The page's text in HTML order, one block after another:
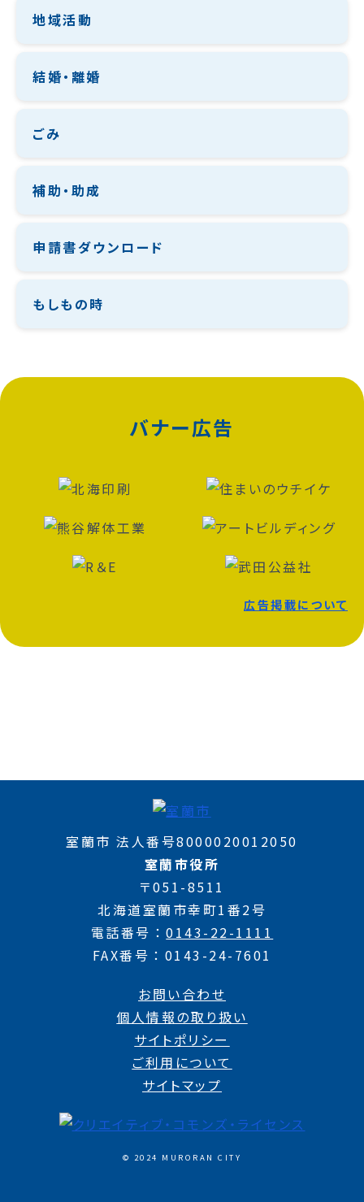
地域活動
結婚・離婚
ごみ
補助・助成
申請書ダウンロード
もしもの時
バナー広告
広告掲載について
室蘭市 法人番号8000020012050
室蘭市役所
〒051-8511
北海道室蘭市幸町1番2号
電話番号
0143-22-1111
FAX番号
0143-24-7601
お問い合わせ
個人情報の取り扱い
サイトポリシー
ご利用について
サイトマップ
© 2024 MURORAN CITY